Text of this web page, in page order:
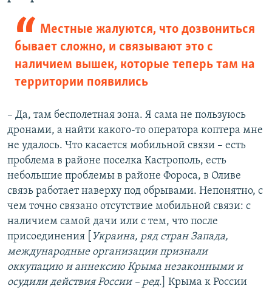
Местные жалуются, что дозвониться
бывает сложно, и связывают это с
наличием вышек, которые теперь там на
территории появились
– Да, там бесполетная зона. Я сама не пользуюсь
дронами, а найти какого-то оператора коптера мне
не удалось. Что касается мобильной связи – есть
проблема в районе поселка Кастрополь, есть
небольшие проблемы в районе Фороса, в Оливе
связь работает наверху под обрывами. Непонятно, с
чем точно связано отсутствие мобильной связи: с
наличием самой дачи или с тем, что после
присоединения [
Украина, ряд стран Запада,
международные организации признали
оккупацию и аннексию Крыма незаконными и
осудили действия России – ред.] Крыма к России